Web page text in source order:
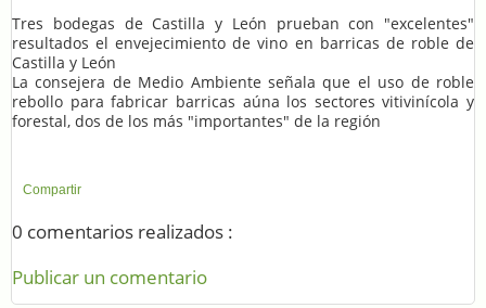
Tres bodegas de Castilla y León prueban con "excelentes"
resultados el envejecimiento de vino en barricas de roble de
Castilla y León
La consejera de Medio Ambiente señala que el uso de roble
rebollo para fabricar barricas aúna los sectores vitivinícola y
forestal, dos de los más "importantes" de la región
Compartir
0 comentarios realizados :
Publicar un comentario